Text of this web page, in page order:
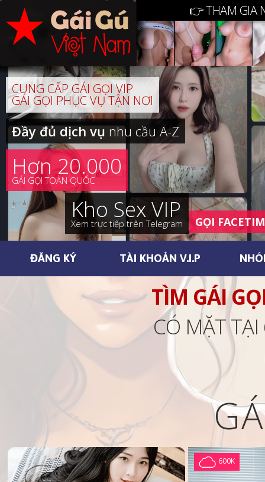
👉 THAM GIA
CUNG CẤP GÁI GỌI VIP
GÁI GỌI PHỤC VỤ TẬN NƠI
Đầy đủ dịch vụnhu cầu A-Z
Hơn 20.000
GÁI GỌI TOÀN QUỐC
Kho Sex VIP
Xem trực tiếp trên Telegram GỌI
ĐĂNG KÝ TÀI KHOẢN V.I.P
TÌM GÁI
CÓ MẶT
600K